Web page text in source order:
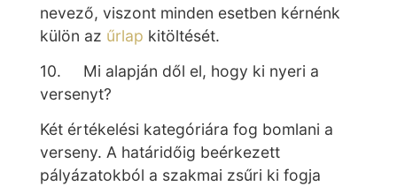
nevező, viszont minden esetben kérnénk
külön az űrlap kitöltését.
10. Mi alapján dől el, hogy ki nyeri a
versenyt?
Két értékelési kategóriára fog bomlani a
verseny. A határidőig beérkezett
pályázatokból a szakmai zsűri ki fogja